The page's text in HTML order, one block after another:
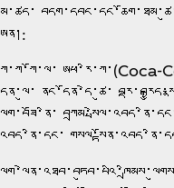
མ་ཚད་
ཨིན།:
ཀོ་ཀ་ཀོ་ལ་
དོན་ལུ་ ནང་དོན་དེ་ཚུ་
ལོག་བཟོ་ནི་
འབད་ནི་དང་